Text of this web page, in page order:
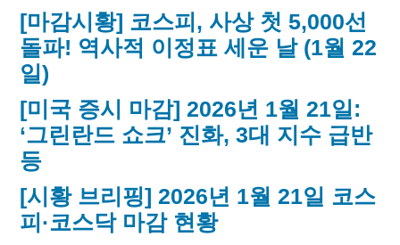
[마감시황] 코스피, 사상 첫 5,000선
돌파! 역사적 이정표 세운 날 (1월 22
일)
[미국 증시 마감] 2026년 1월 21일:
‘그린란드 쇼크’ 진화, 3대 지수 급반
등
[시황 브리핑] 2026년 1월 21일 코스
피·코스닥 마감 현황